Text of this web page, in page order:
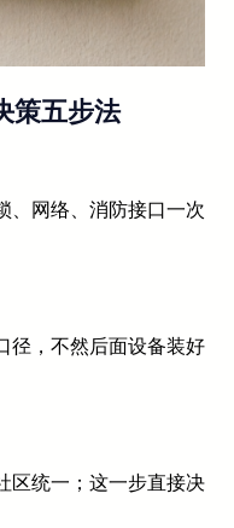
策五步法
、网络、消防接口一次
径，不然后面设备装好
区统一；这一步直接决